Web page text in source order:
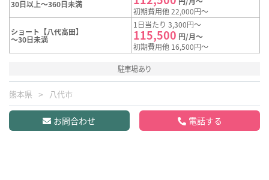
30日以上～360日未満
初期費用他 22,000円～
ショート【八代高田】
～30日未満
1日当たり 3,300円～
115,500 円/月～
初期費用他 16,500円～
駐車場あり
熊本県 八代市
お問合わせ 電話する